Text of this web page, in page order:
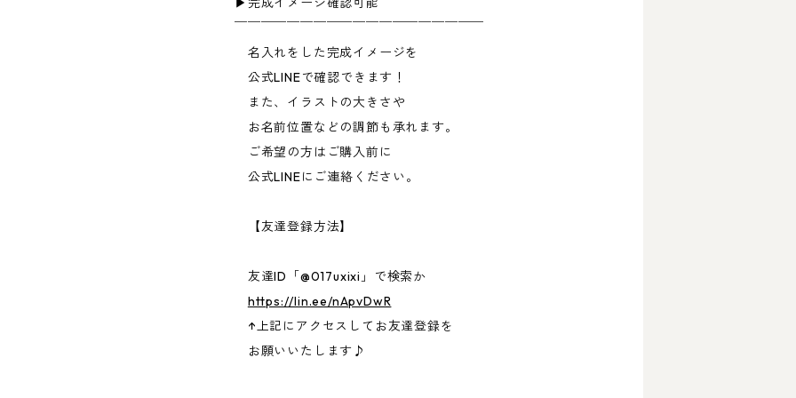
￣￣￣￣￣￣￣￣￣￣￣￣￣￣￣￣￣￣￣
名入れをした完成イメージを
公式LINEで確認できます！
また、イラストの大きさや
お名前位置などの調節も承れます。
ご希望の方はご購入前に
公式LINEにご連絡ください。
【友達登録方法】
友達ID「@017uxixi」で検索か
https://lin.ee/nApvDwR
↑上記にアクセスしてお友達登録を
お願いいたします♪